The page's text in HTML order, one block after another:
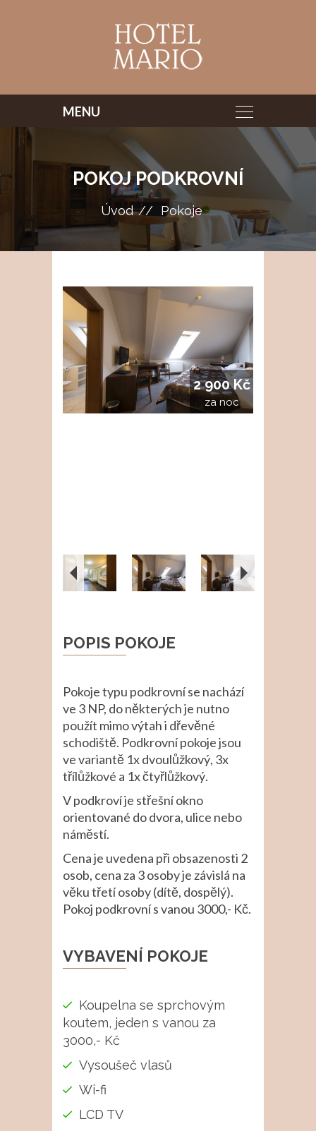
POKOJ PODKROVNÍ
Úvod Pokoje
2 900 Kč
za noc
POPIS POKOJE
Pokoje typu podkrovní se nachází
ve 3 NP, do některých je nutno
použít mimo výtah i dřevěné
schodiště. Podkrovní pokoje jsou
ve variantě 1x dvoulůžkový, 3x
třílůžkové a 1x čtyřlůžkový.
V podkroví je střešní okno
orientované do dvora, ulice nebo
náměstí.
Cena je uvedena při obsazenosti 2
osob, cena za 3 osoby je závislá na
věku třetí osoby (dítě, dospělý).
Pokoj podkrovní s vanou 3000,- Kč.
VYBAVENÍ POKOJE
Koupelna se sprchovým
koutem, jeden s vanou za
3000,- Kč
Vysoušeč vlasů
Wi-fi
LCD TV